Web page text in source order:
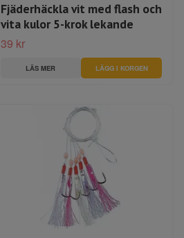
Fjäderhäckla vit med flash och
vita kulor 5-krok lekande
39 kr
LÄS MER LÄGG I KORGEN